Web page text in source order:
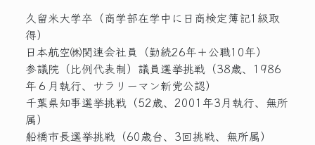
久留米大学卒（商学部在学中に日商検定簿記1級取
得）
日本航空㈱関連会社員（勤続26年＋公職10年）
参議院（比例代表制）議員選挙挑戦（38歳、1986
年６月執行、サラリーマン新党公認）
千葉県知事選挙挑戦（52歳、2001年3月執行、無所
属）
船橋市長選挙挑戦（60歳台、3回挑戦、無所属）